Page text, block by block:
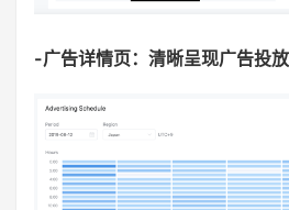
-广告详情页：清晰呈现广告投